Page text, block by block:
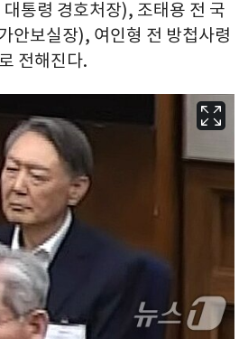
통령 경호처장), 조태용 전 국
안보실장), 여인형 전 방첩사령
전해진다.